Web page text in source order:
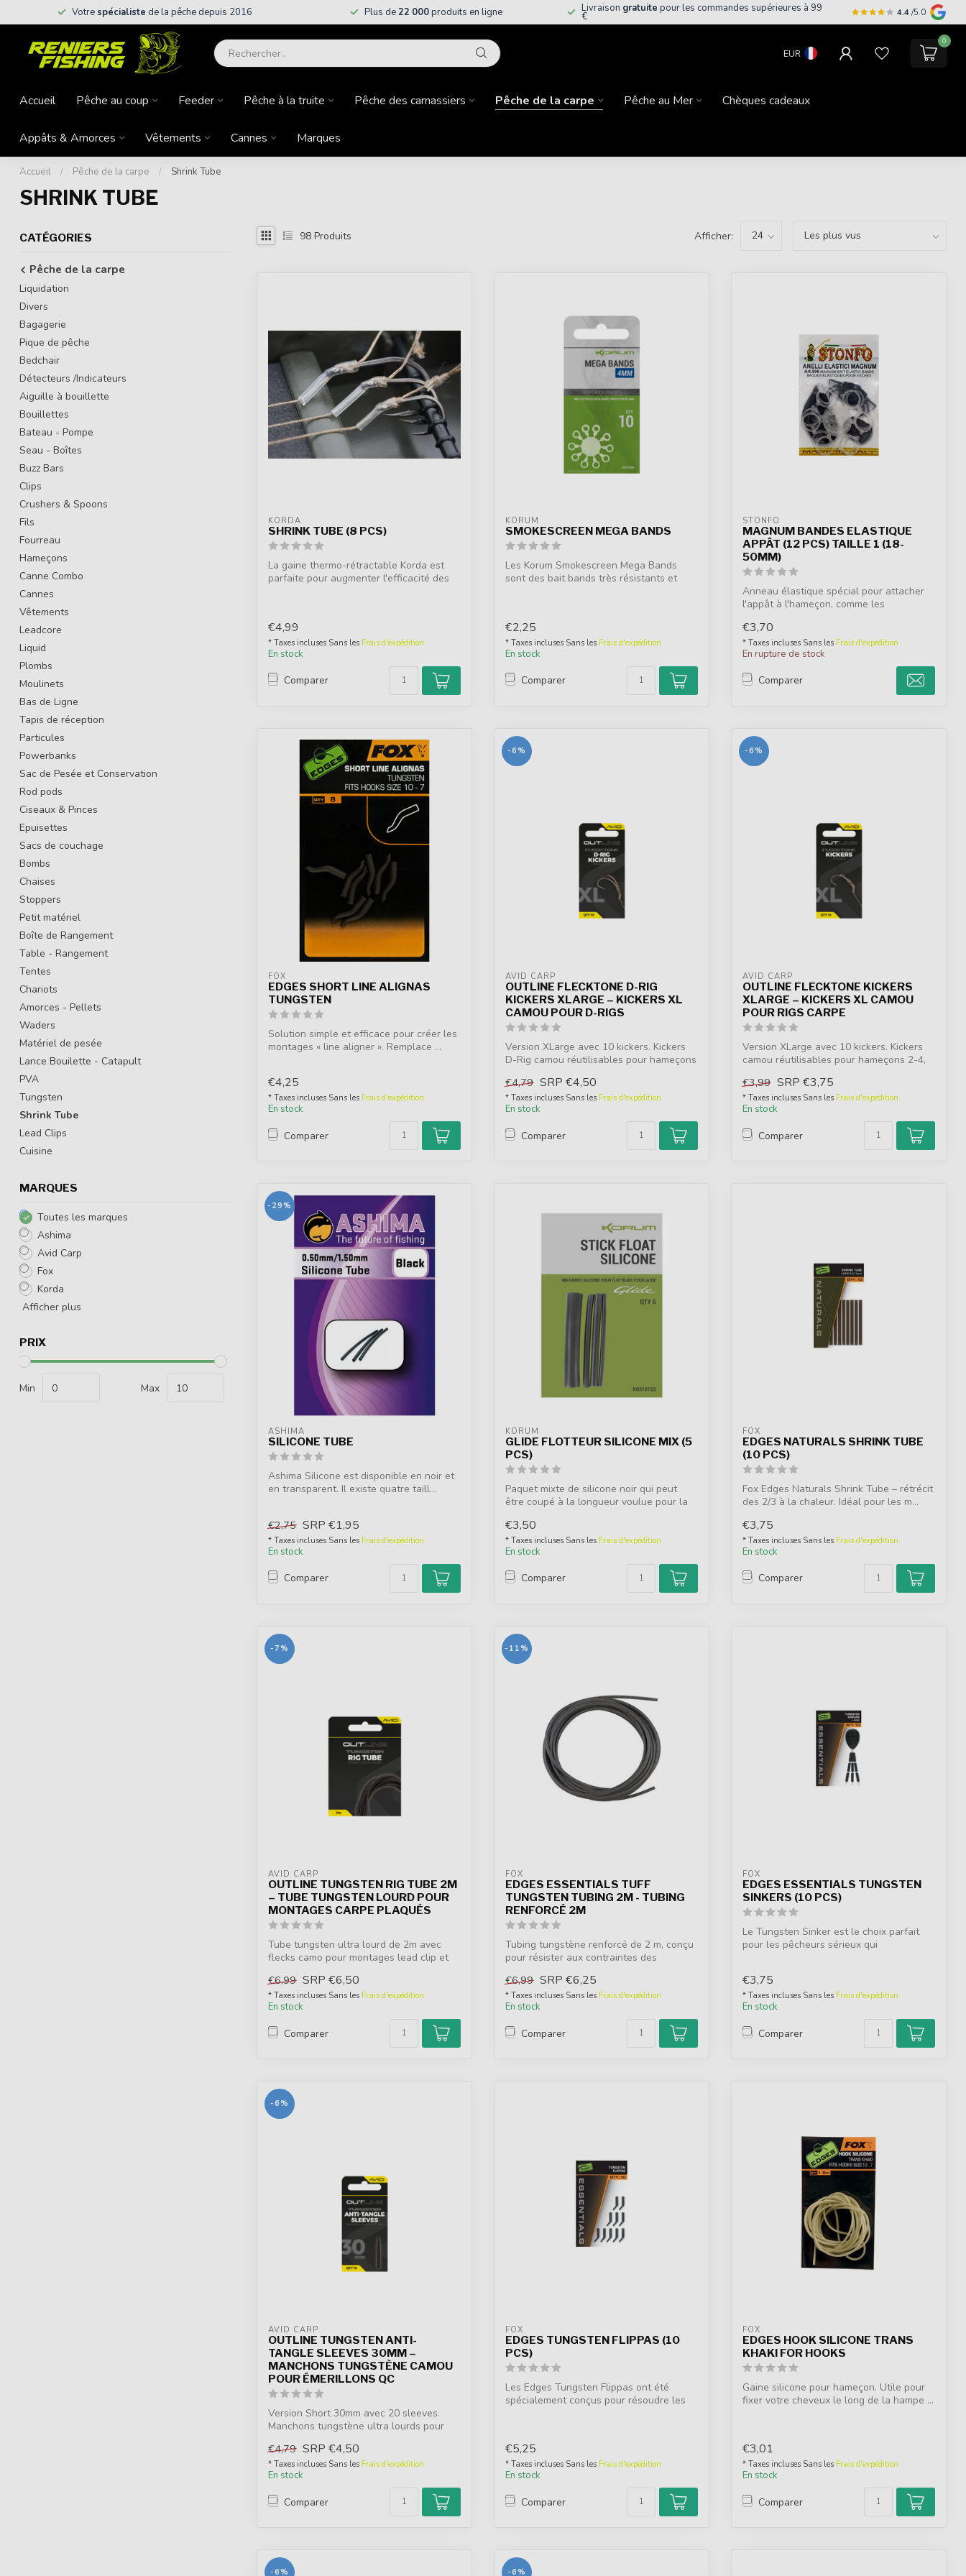
Votrespécialiste de la pêche depuis 2016 Plus de22 000produits en ligne Livraison gratuite pour les commandes supérieures à 99
€ 4.4 /5.0
EUR
0
Accueil Pêche au coup Feeder Pêche à la truite Pêche des carnassiers Pêche de la carpe Pêche au Mer Chèques cadeaux
Appâts & Amorces Vêtements Cannes Marques
Accueil / Pêche de la carpe / Shrink Tube
SHRINK TUBE
CATÉGORIES
Pêche de la carpe
Liquidation
Divers
Bagagerie
Pique de pêche
Bedchair
Détecteurs /Indicateurs
Aiguille à bouillette
Bouillettes
Bateau - Pompe
Seau - Boîtes
Buzz Bars
Clips
Crushers & Spoons
Fils
Fourreau
Hameçons
Canne Combo
Cannes
Vêtements
Leadcore
Liquid
Plombs
Moulinets
Bas de Ligne
Tapis de réception
Particules
Powerbanks
Sac de Pesée et Conservation
Rod pods
Ciseaux & Pinces
Epuisettes
Sacs de couchage
Bombs
Chaises
Stoppers
Petit matériel
Boîte de Rangement
Table - Rangement
Tentes
Chariots
Amorces - Pellets
Waders
Matériel de pesée
Lance Bouilette - Catapult
PVA
Tungsten
Shrink Tube
Lead Clips
Cuisine
MARQUES
Toutes les marques
Ashima
Avid Carp
Fox
Korda
Afficher plus
PRIX
Min Max
98 Produits Afficher:
KORDA
SHRINK TUBE (8 PCS)
La gaine thermo-rétractable Korda est
parfaite pour augmenter l'efficacité des
€4,99
* Taxes incluses Sans les Frais d'expédition
En stock
Comparer
KORUM
SMOKESCREEN MEGA BANDS
Les Korum Smokescreen Mega Bands
sont des bait bands très résistants et
€2,25
* Taxes incluses Sans les Frais d'expédition
En stock
Comparer
STONFO
MAGNUM BANDES ELASTIQUE
APPÂT (12 PCS) TAILLE 1 (18-
50MM)
Anneau élastique spécial pour attacher
l'appât à l'hameçon, comme les
€3,70
* Taxes incluses Sans les Frais d'expédition
En rupture de stock
Comparer
FOX
EDGES SHORT LINE ALIGNAS
TUNGSTEN
Solution simple et efficace pour créer les
montages « line aligner ». Remplace ...
€4,25
* Taxes incluses Sans les Frais d'expédition
En stock
Comparer
-6%
AVID CARP
OUTLINE FLECKTONE D-RIG
KICKERS XLARGE – KICKERS XL
CAMOU POUR D-RIGS
Version XLarge avec 10 kickers. Kickers
D-Rig camou réutilisables pour hameçons
€4,79 SRP €4,50
* Taxes incluses Sans les Frais d'expédition
En stock
Comparer
-6%
AVID CARP
OUTLINE FLECKTONE KICKERS
XLARGE – KICKERS XL CAMOU
POUR RIGS CARPE
Version XLarge avec 10 kickers. Kickers
camou réutilisables pour hameçons 2-4,
€3,99 SRP €3,75
* Taxes incluses Sans les Frais d'expédition
En stock
Comparer
-29%
ASHIMA
SILICONE TUBE
Ashima Silicone est disponible en noir et
en transparent. Il existe quatre taill...
€2,75 SRP €1,95
* Taxes incluses Sans les Frais d'expédition
En stock
Comparer
KORUM
GLIDE FLOTTEUR SILICONE MIX (5
PCS)
Paquet mixte de silicone noir qui peut
être coupé à la longueur voulue pour la
€3,50
* Taxes incluses Sans les Frais d'expédition
En stock
Comparer
FOX
EDGES NATURALS SHRINK TUBE
(10 PCS)
Fox Edges Naturals Shrink Tube – rétrécit
des 2/3 à la chaleur. Idéal pour les m...
€3,75
* Taxes incluses Sans les Frais d'expédition
En stock
Comparer
-7%
AVID CARP
OUTLINE TUNGSTEN RIG TUBE 2M
– TUBE TUNGSTEN LOURD POUR
MONTAGES CARPE PLAQUÉS
Tube tungsten ultra lourd de 2m avec
flecks camo pour montages lead clip et
€6,99 SRP €6,50
* Taxes incluses Sans les Frais d'expédition
En stock
Comparer
-11%
FOX
EDGES ESSENTIALS TUFF
TUNGSTEN TUBING 2M - TUBING
RENFORCÉ 2M
Tubing tungstène renforcé de 2 m, conçu
pour résister aux contraintes des
€6,99 SRP €6,25
* Taxes incluses Sans les Frais d'expédition
En stock
Comparer
FOX
EDGES ESSENTIALS TUNGSTEN
SINKERS (10 PCS)
Le Tungsten Sinker est le choix parfait
pour les pêcheurs sérieux qui
€3,75
* Taxes incluses Sans les Frais d'expédition
En stock
Comparer
-6%
AVID CARP
OUTLINE TUNGSTEN ANTI-
TANGLE SLEEVES 30MM –
MANCHONS TUNGSTÈNE CAMOU
POUR ÉMERILLONS QC
Version Short 30mm avec 20 sleeves.
Manchons tungstène ultra lourds pour
€4,79 SRP €4,50
* Taxes incluses Sans les Frais d'expédition
En stock
Comparer
FOX
EDGES TUNGSTEN FLIPPAS (10
PCS)
Les Edges Tungsten Flippas ont été
spécialement conçus pour résoudre les
€5,25
* Taxes incluses Sans les Frais d'expédition
En stock
Comparer
FOX
EDGES HOOK SILICONE TRANS
KHAKI FOR HOOKS
Gaine silicone pour hameçon. Utile pour
fixer votre cheveux le long de la hampe ...
€3,01
* Taxes incluses Sans les Frais d'expédition
En stock
Comparer
-6% -6%